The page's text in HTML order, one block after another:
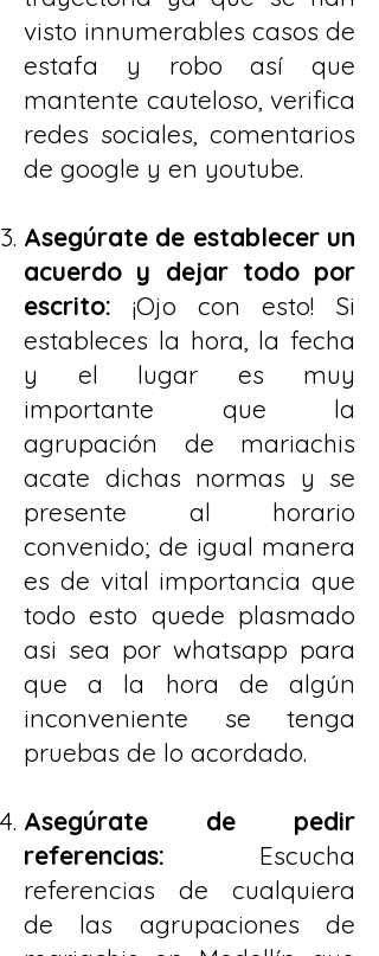
visto innumerables casos de
estafa y robo así que
mantente cauteloso, verifica
redes sociales, comentarios
de google y en youtube.
Asegúrate de establecer un
acuerdo y dejar todo por
escrito: ¡Ojo con esto! Si
estableces la hora, la fecha
y el lugar es muy
importante que la
agrupación de mariachis
acate dichas normas y se
presente al horario
convenido; de igual manera
es de vital importancia que
todo esto quede plasmado
asi sea por whatsapp para
que a la hora de algún
inconveniente se tenga
pruebas de lo acordado.
Asegúrate de pedir
referencias: Escucha
referencias de cualquiera
de las agrupaciones de